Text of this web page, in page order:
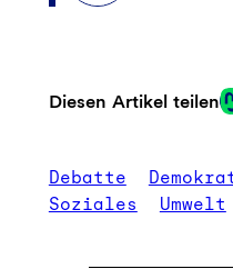
Diesen Artikel teilen
Debatte
Soziales
Umwelt